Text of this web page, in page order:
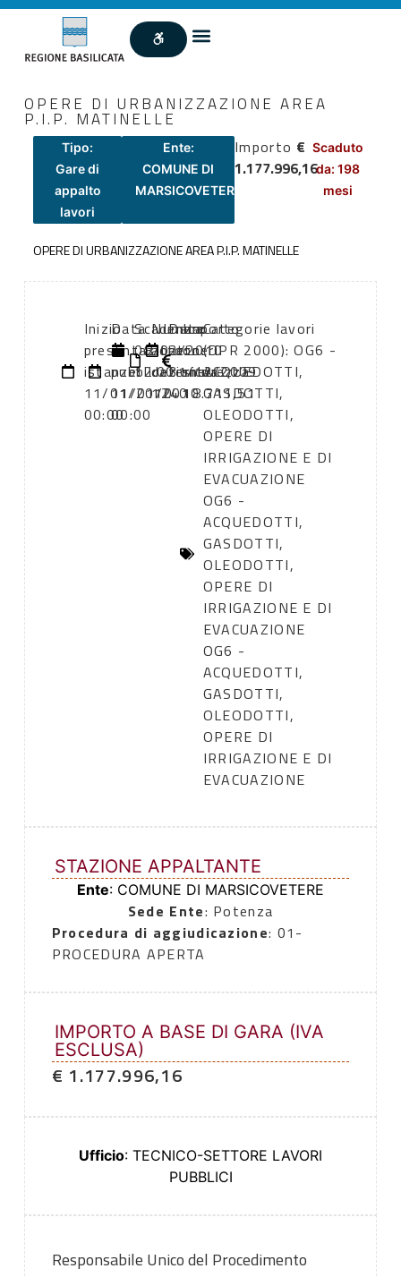
OPERE DI URBANIZZAZIONE AREA
P.I.P. MATINELLE
Tipo:
Gare di
appalto
lavori
Ente:
COMUNE DI
MARSICOVETERE
Importo €
1.177.996,16
Scaduto
da: 198
mesi
OPERE DI URBANIZZAZIONE AREA P.I.P. MATINELLE
Inizio
presentazione
istanze:
11/01/2010
00:00
Data
di
pubblicazione:
11/01/2010
00:00
Scadenza:
08/02/2010
12:00
Numero
atto:
deternina
1240
Data
atto:
31/12/2009
Importo
oneri
sicurezza:
18.711,51
Categorie lavori
(DPR 2000): OG6 -
ACQUEDOTTI,
GASDOTTI,
OLEODOTTI,
OPERE DI
IRRIGAZIONE E DI
EVACUAZIONE
OG6 -
ACQUEDOTTI,
GASDOTTI,
OLEODOTTI,
OPERE DI
IRRIGAZIONE E DI
EVACUAZIONE
OG6 -
ACQUEDOTTI,
GASDOTTI,
OLEODOTTI,
OPERE DI
IRRIGAZIONE E DI
EVACUAZIONE
STAZIONE APPALTANTE
Ente: COMUNE DI MARSICOVETERE
Sede Ente: Potenza
Procedura di aggiudicazione: 01-
PROCEDURA APERTA
IMPORTO A BASE DI GARA (IVA
ESCLUSA)
€ 1.177.996,16
Ufficio: TECNICO-SETTORE LAVORI
PUBBLICI
Responsabile Unico del Procedimento